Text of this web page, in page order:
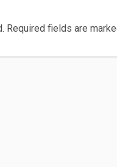
Required fields are